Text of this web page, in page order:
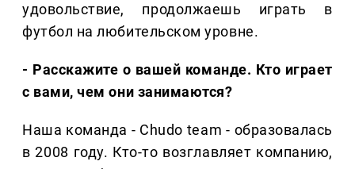
удовольствие, продолжаешь играть в
футбол на любительском уровне.
- Расскажите о вашей команде. Кто играет
с вами, чем они занимаются?
Наша команда - Chudo team - образовалась
в 2008 году. Кто-то возглавляет компанию,